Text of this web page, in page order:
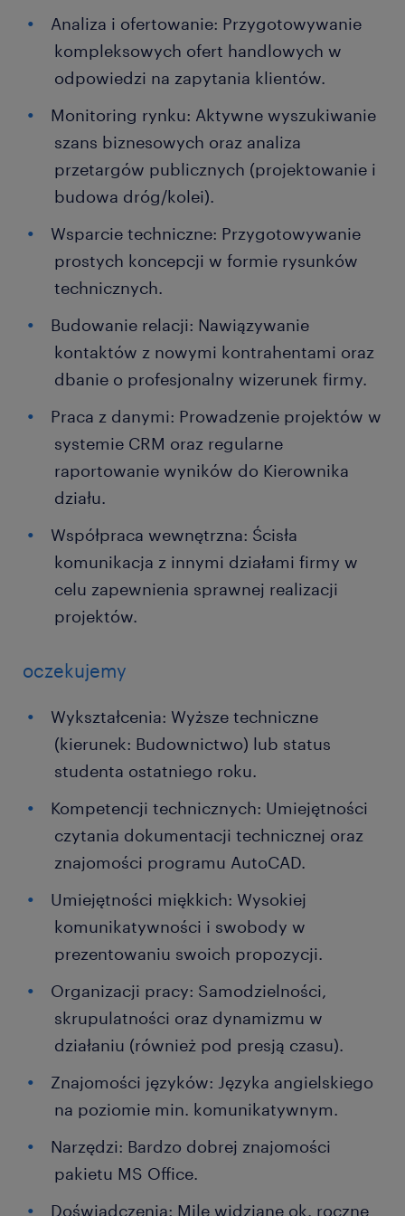
Analiza i ofertowanie: Przygotowywanie
kompleksowych ofert handlowych w
odpowiedzi na zapytania klientów.
Monitoring rynku: Aktywne wyszukiwanie
szans biznesowych oraz analiza
przetargów publicznych (projektowanie i
budowa dróg/kolei).
Wsparcie techniczne: Przygotowywanie
prostych koncepcji w formie rysunków
technicznych.
Budowanie relacji: Nawiązywanie
kontaktów z nowymi kontrahentami oraz
dbanie o profesjonalny wizerunek firmy.
Praca z danymi: Prowadzenie projektów w
systemie CRM oraz regularne
raportowanie wyników do Kierownika
działu.
Współpraca wewnętrzna: Ścisła
komunikacja z innymi działami firmy w
celu zapewnienia sprawnej realizacji
projektów.
oczekujemy
Wykształcenia: Wyższe techniczne
(kierunek: Budownictwo) lub status
studenta ostatniego roku.
Kompetencji technicznych: Umiejętności
czytania dokumentacji technicznej oraz
znajomości programu AutoCAD.
Umiejętności miękkich: Wysokiej
komunikatywności i swobody w
prezentowaniu swoich propozycji.
Organizacji pracy: Samodzielności,
skrupulatności oraz dynamizmu w
działaniu (również pod presją czasu).
Znajomości języków: Języka angielskiego
na poziomie min. komunikatywnym.
Narzędzi: Bardzo dobrej znajomości
pakietu MS Office.
Doświadczenia: Mile widziane ok. roczne